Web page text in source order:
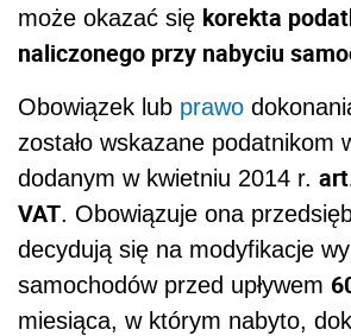
może okazać się korekta
naliczonego przy nabyciu
Obowiązek lub prawo
zostało wskazane podatnikom
dodanym w kwietniu 2014 r.
VAT. Obowiązuje ona
decydują się na modyfikacje
samochodów przed upływem
miesiąca, w którym nabyto,